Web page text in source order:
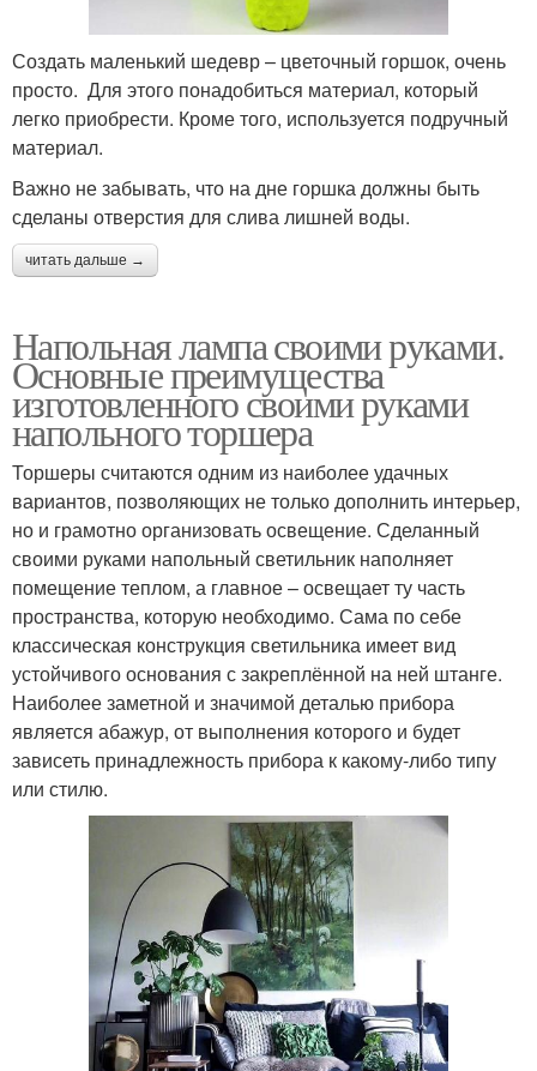
Создать маленький шедевр – цветочный горшок, очень
просто. Для этого понадобиться материал, который
легко приобрести. Кроме того, используется подручный
материал.
Важно не забывать, что на дне горшка должны быть
сделаны отверстия для слива лишней воды.
читать дальше →
Напольная лампа своими руками.
Основные преимущества
изготовленного своими руками
напольного торшера
Торшеры считаются одним из наиболее удачных
вариантов, позволяющих не только дополнить интерьер,
но и грамотно организовать освещение. Сделанный
своими руками напольный светильник наполняет
помещение теплом, а главное – освещает ту часть
пространства, которую необходимо. Сама по себе
классическая конструкция светильника имеет вид
устойчивого основания с закреплённой на ней штанге.
Наиболее заметной и значимой деталью прибора
является абажур, от выполнения которого и будет
зависеть принадлежность прибора к какому-либо типу
или стилю.